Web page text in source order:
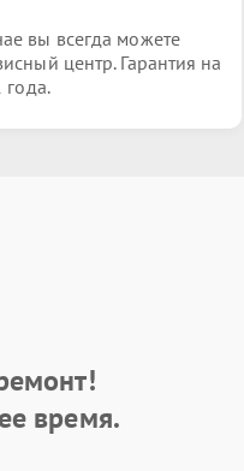
вы всегда можете
центр. Гарантия на
года.
время.